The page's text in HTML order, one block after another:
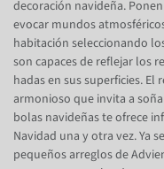
decoración navideña.
evocar mundos
habitación seleccionando
son capaces de reflejar los
hadas en sus superficies.
armonioso que invita a
bolas navideñas te ofrece
Navidad una y otra vez. Ya
pequeños arreglos de